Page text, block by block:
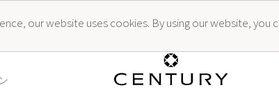
our website uses cookies. By using our website,